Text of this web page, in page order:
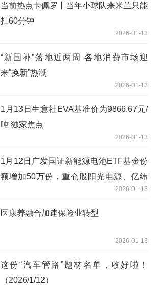
当前热点卡佩罗丨当年小球队来米兰只能
扛60分钟
2026-01-13
“新国补”落地近两周 各地消费市场迎
来“换新”热潮
2026-01-13
1月13日生意社EVA基准价为9866.67元/
吨 独家焦点
2026-01-13
1月12日广发国证新能源电池ETF基金份
额增加50万份，重仓股阳光电源、亿纬
2026-01-13
医康养融合加速保险业转型
2026-01-13
这份“汽车管路”题材名单，收好啦！
（2026/1/12）